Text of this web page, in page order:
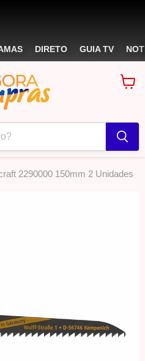
DIRETO GUIA TV
2290000 150mm 2 Unidades